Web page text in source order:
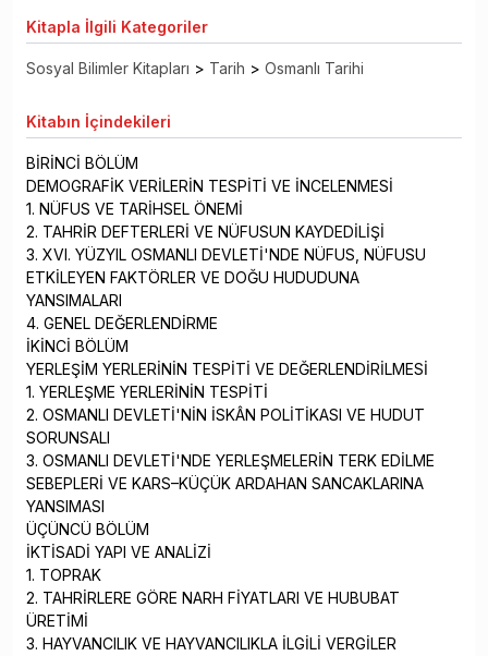
Kitapla İlgili Kategoriler
Sosyal Bilimler Kitapları > Tarih > Osmanlı Tarihi
Kitabın İçindekileri
BİRİNCİ BÖLÜM
DEMOGRAFİK VERİLERİN TESPİTİ VE İNCELENMESİ
1. NÜFUS VE TARİHSEL ÖNEMİ
2. TAHRİR DEFTERLERİ VE NÜFUSUN KAYDEDİLİŞİ
3. XVI. YÜZYIL OSMANLI DEVLETİ'NDE NÜFUS, NÜFUSU
ETKİLEYEN FAKTÖRLER VE DOĞU HUDUDUNA
YANSIMALARI
4. GENEL DEĞERLENDİRME
İKİNCİ BÖLÜM
YERLEŞİM YERLERİNİN TESPİTİ VE DEĞERLENDİRİLMESİ
1. YERLEŞME YERLERİNİN TESPİTİ
2. OSMANLI DEVLETİ'NİN İSKÂN POLİTİKASI VE HUDUT
SORUNSALI
3. OSMANLI DEVLETİ'NDE YERLEŞMELERİN TERK EDİLME
SEBEPLERİ VE KARS–KÜÇÜK ARDAHAN SANCAKLARINA
YANSIMASI
ÜÇÜNCÜ BÖLÜM
İKTİSADİ YAPI VE ANALİZİ
1. TOPRAK
2. TAHRİRLERE GÖRE NARH FİYATLARI VE HUBUBAT
ÜRETİMİ
3. HAYVANCILIK VE HAYVANCILIKLA İLGİLİ VERGİLER